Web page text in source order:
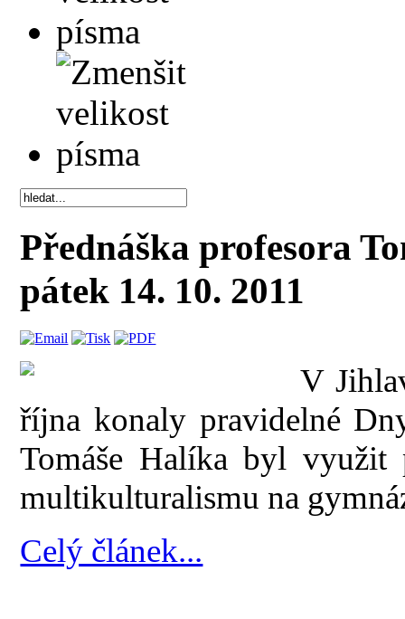
Přednáška profesora
pátek 14. 10. 2011
V
října konaly pravidelné
Tomáše Halíka byl využit
multikulturalismu na
Celý článek...